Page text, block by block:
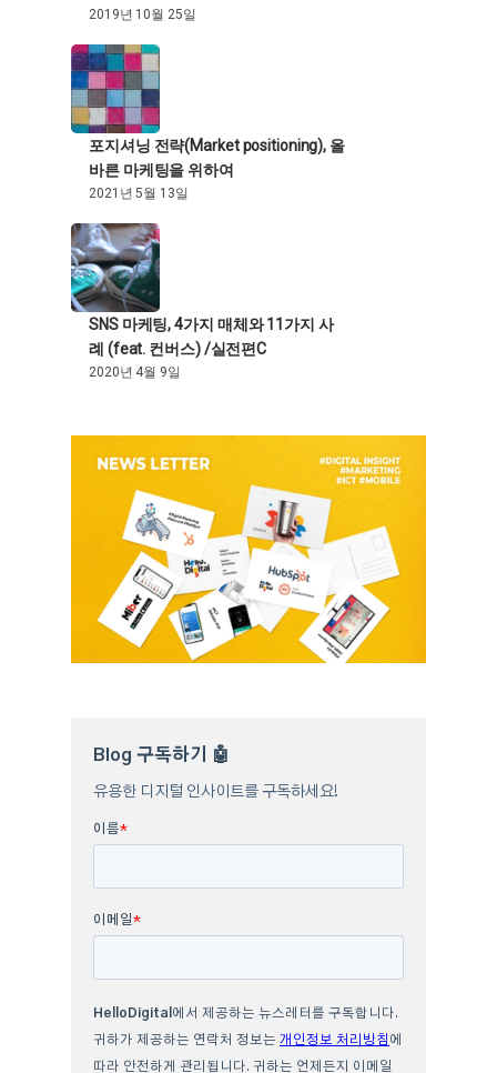
2019년 10월 25일
포지셔닝 전략(Market positioning), 올
바른 마케팅을 위하여
2021년 5월 13일
SNS 마케팅, 4가지 매체와 11가지 사
례 (feat. 컨버스) /실전편C
2020년 4월 9일